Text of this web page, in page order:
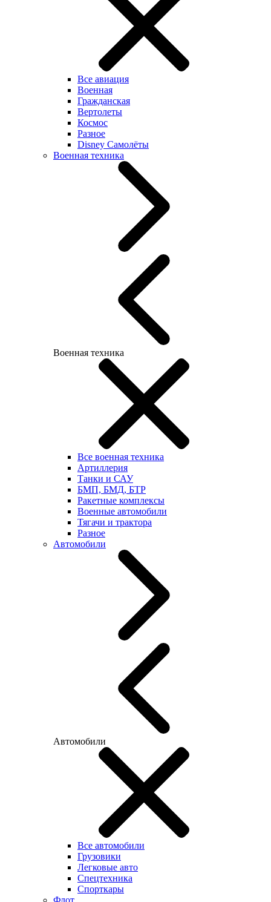
Все авиация
Военная
Гражданская
Вертолеты
Космос
Разное
Disney Самолёты
Военная техника
Военная техника
Все военная техника
Артиллерия
Танки и САУ
БМП, БМД, БТР
Ракетные комплексы
Военные автомобили
Тягачи и трактора
Разное
Автомобили
Автомобили
Все автомобили
Грузовики
Легковые авто
Спецтехника
Спорткары
Флот